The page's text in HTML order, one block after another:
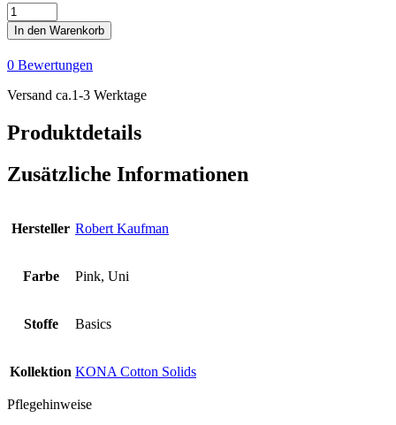
KONA
Cotton
Solids
-
Sassy
Pink
Menge
In den Warenkorb
0 Bewertungen
Versand ca.1-3 Werktage
Produktdetails
Zusätzliche Informationen
Hersteller Robert Kaufman
Farbe Pink, Uni
Stoffe Basics
Kollektion KONA Cotton Solids
Pflegehinweise